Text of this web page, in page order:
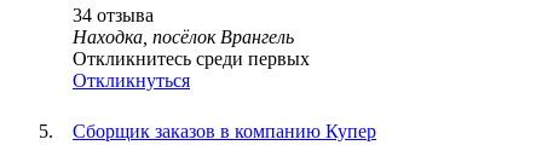
34 отзыва
Находка, посёлок Врангель
Откликнитесь среди первых
Откликнуться
Сборщик заказов в компанию Купер